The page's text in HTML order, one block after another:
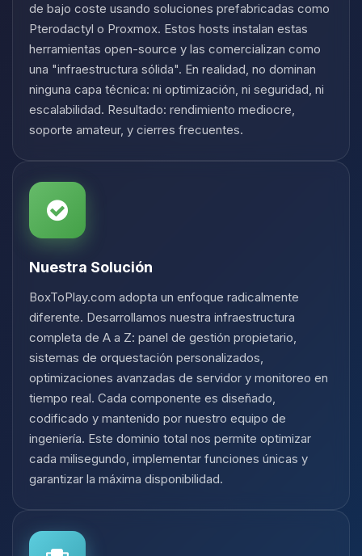
de bajo coste usando soluciones prefabricadas como
Pterodactyl o Proxmox. Estos hosts instalan estas
herramientas open-source y las comercializan como
una "infraestructura sólida". En realidad, no dominan
ninguna capa técnica: ni optimización, ni seguridad, ni
escalabilidad. Resultado: rendimiento mediocre,
soporte amateur, y cierres frecuentes.
Nuestra Solución
BoxToPlay.com adopta un enfoque radicalmente
diferente. Desarrollamos nuestra infraestructura
completa de A a Z: panel de gestión propietario,
sistemas de orquestación personalizados,
optimizaciones avanzadas de servidor y monitoreo en
tiempo real. Cada componente es diseñado,
codificado y mantenido por nuestro equipo de
ingeniería. Este dominio total nos permite optimizar
cada milisegundo, implementar funciones únicas y
garantizar la máxima disponibilidad.